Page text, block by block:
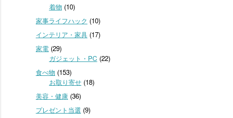
着物 (10)
家事ライフハック (10)
インテリア・家具(17)
家電(29)
ガジェット・PC (22)
食べ物 (153)
お取り寄せ(18)
美容・健康(36)
プレゼント当選 (9)